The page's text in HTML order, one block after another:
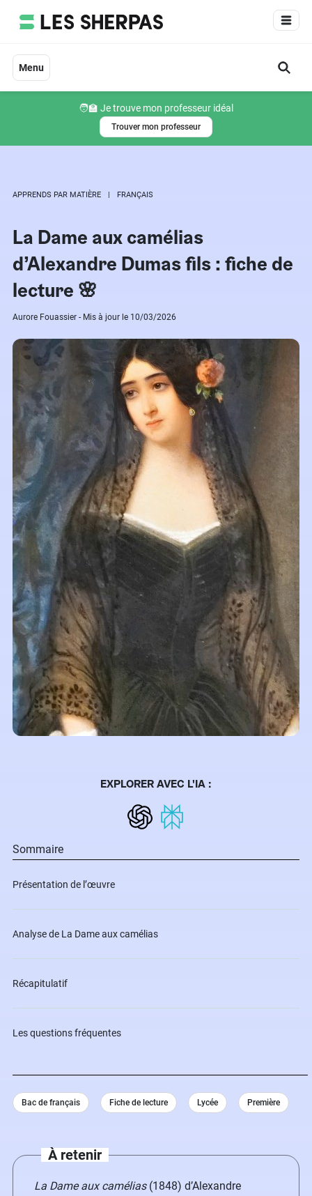
Menu
🧑‍🏫 Je trouve mon professeur idéal
Trouver mon professeur
APPRENDS PAR MATIÈRE FRANÇAIS
La Dame aux camélias
d’Alexandre Dumas fils : fiche de
lecture 🌸​
Aurore Fouassier - Mis à jour le 10/03/2026
À retenir
La Dame aux camélias(1848) d’Alexandre
EXPLORER AVEC L'IA :
Sommaire
Présentation de l’œuvre​
Analyse de La Dame aux camélias
Récapitulatif
Les questions fréquentes
Bac de français Fiche de lecture Lycée Première